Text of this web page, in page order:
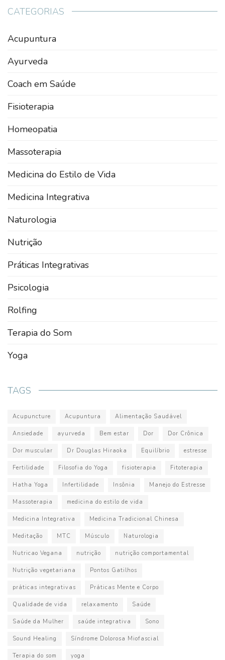
CATEGORIAS
Acupuntura
Ayurveda
Coach em Saúde
Fisioterapia
Homeopatia
Massoterapia
Medicina do Estilo de Vida
Medicina Integrativa
Naturologia
Nutrição
Práticas Integrativas
Psicologia
Rolfing
Terapia do Som
Yoga
TAGS
Acupuncture Acupuntura Alimentação Saudável
Ansiedade ayurveda Bem estar Dor Dor Crônica
Dor muscular Dr Douglas Hiraoka Equilíbrio estresse
Fertilidade Filosofia do Yoga fisioterapia Fitoterapia
Hatha Yoga Infertilidade Insônia Manejo do Estresse
Massoterapia medicina do estilo de vida
Medicina Integrativa Medicina Tradicional Chinesa
Meditação MTC Músculo Naturologia
Nutricao Vegana nutrição nutrição comportamental
Nutrição vegetariana Pontos Gatilhos
práticas integrativas Práticas Mente e Corpo
Qualidade de vida relaxamento Saúde
Saúde da Mulher saúde integrativa Sono
Sound Healing Síndrome Dolorosa Miofascial
Terapia do som yoga